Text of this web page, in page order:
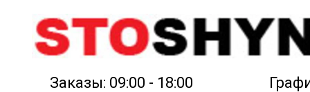
Заказы: 09:00 - 18:00